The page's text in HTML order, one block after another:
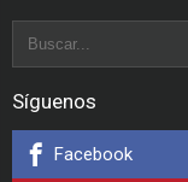
Síguenos
Facebook